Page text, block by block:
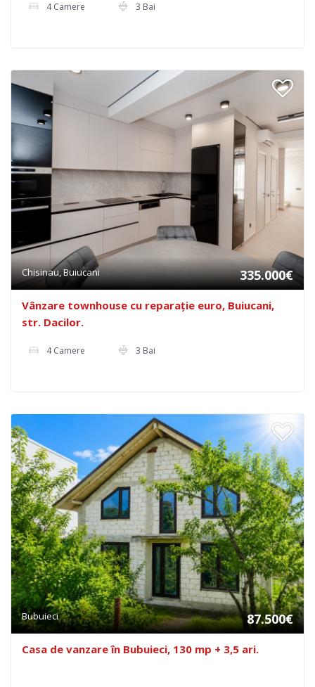
4 Camere 3 Bai
Chisinau, Buiucani 335.000€
Vânzare townhouse cu reparație euro, Buiucani,
str. Dacilor.
4 Camere 3 Bai
Bubuieci 87.500€
Casa de vanzare în Bubuieci, 130 mp + 3,5 ari.